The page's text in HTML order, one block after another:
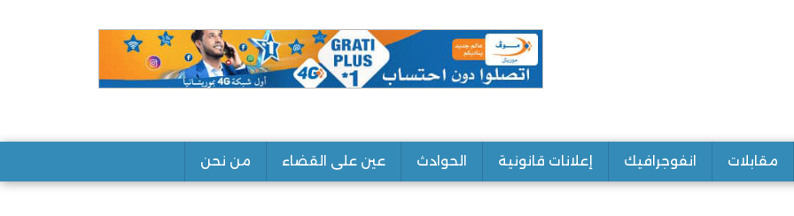
مقابلات انفوجرافيك إعلانات قانونية الحوادث عين على القضاء من نحن